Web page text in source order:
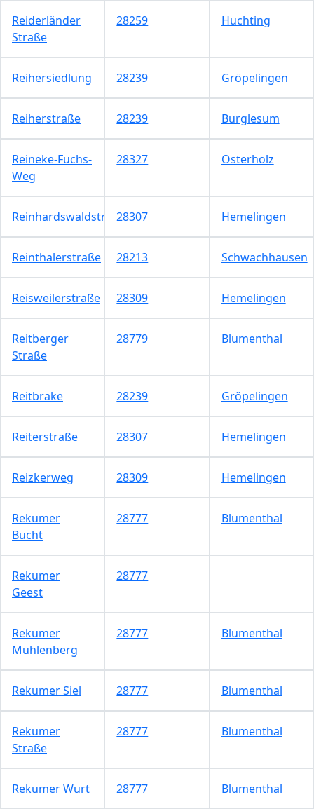
Reiderländer
Straße
28259 Huchting
Reihersiedlung 28239 Gröpelingen
Reiherstraße 28239 Burglesum
Reineke-Fuchs-
Weg
28327 Osterholz
Reinhardswaldstraße28307 Hemelingen
Reinthalerstraße 28213 Schwachhausen
Reisweilerstraße 28309 Hemelingen
Reitberger
Straße
28779 Blumenthal
Reitbrake 28239 Gröpelingen
Reiterstraße 28307 Hemelingen
Reizkerweg 28309 Hemelingen
Rekumer
Bucht
28777 Blumenthal
Rekumer
Geest
28777
Rekumer
Mühlenberg
28777 Blumenthal
Rekumer Siel 28777 Blumenthal
Rekumer
Straße
28777 Blumenthal
Rekumer Wurt 28777 Blumenthal